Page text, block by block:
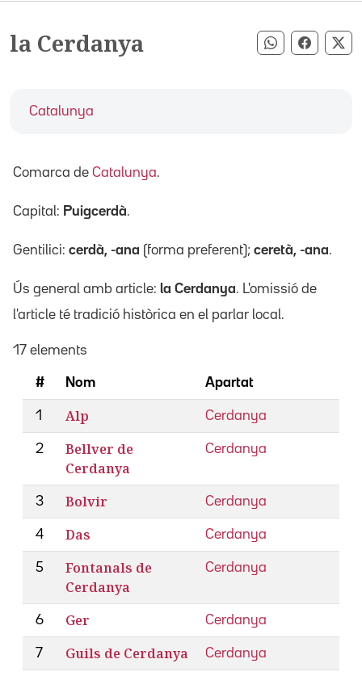
la Cerdanya Compartir
Catalunya
Comarca de Catalunya.
Capital: Puigcerdà.
Gentilici: cerdà, -ana (forma preferent); ceretà, -ana.
Ús general amb article: la Cerdanya. L'omissió de
l'article té tradició històrica en el parlar local.
17 elements
# Nom Apartat
1 Alp Cerdanya
2
Bellver de
Cerdanya
Cerdanya
3 Bolvir Cerdanya
4 Das Cerdanya
5
Fontanals de
Cerdanya
Cerdanya
6 Ger Cerdanya
7 Guils de Cerdanya Cerdanya